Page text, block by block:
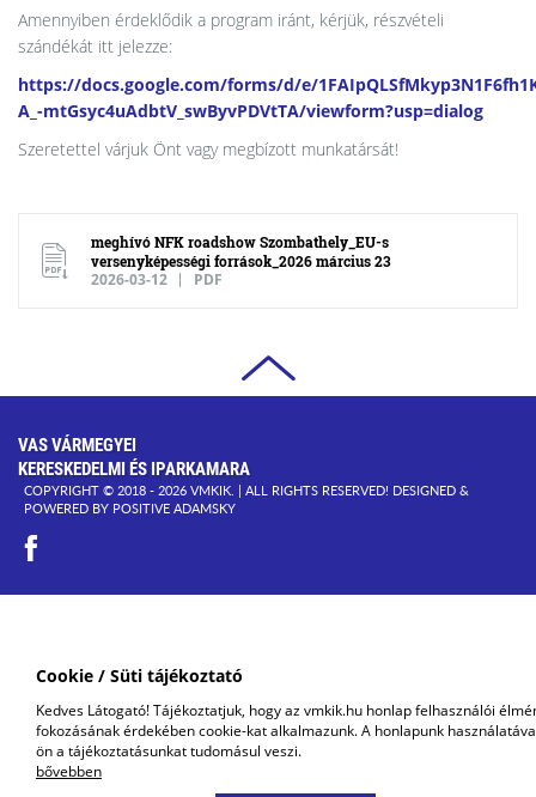
Cookie / Süti tájékoztató
Kedves Látogató! Tájékoztatjuk, hogy az vmkik.hu honlap felhasználói
fokozásának érdekében cookie-kat alkalmazunk. A honlapunk
ön a tájékoztatásunkat tudomásul veszi.
bővebben
Amennyiben érdeklődik a program iránt, kérjük, részvételi
szándékát itt jelezze:
https://docs.google.com/forms/d/e/
A_-mtGsyc4uAdbtV_swByvPDVtTA/viewform?usp=dialog
Szeretettel várjuk Önt vagy megbízott munkatársát!
meghívó NFK roadshow Szombathely_EU-s
versenyképességi források_2026 március 23
2026-03-12 PDF
VAS VÁRMEGYEI
KERESKEDELMI ÉS IPARKAMARA
COPYRIGHT © 2018 - 2026 VMKIK. | ALL RIGHTS RESERVED! DESIGNED &
POWERED BY POSITIVE ADAMSKY